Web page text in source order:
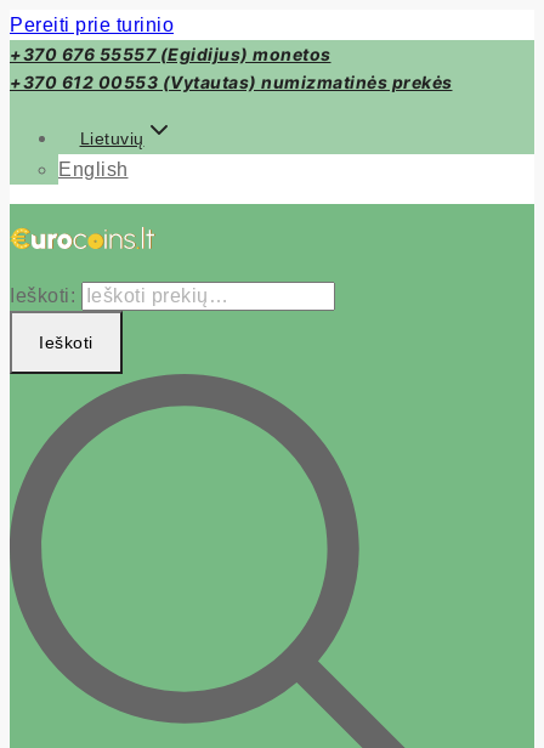
Pereiti prie turinio
+370 676 55557 (Egidijus) monetos
+370 612 00553 (Vytautas) numizmatinės prekės
Lietuvių
English
Ieškoti:
Ieškoti